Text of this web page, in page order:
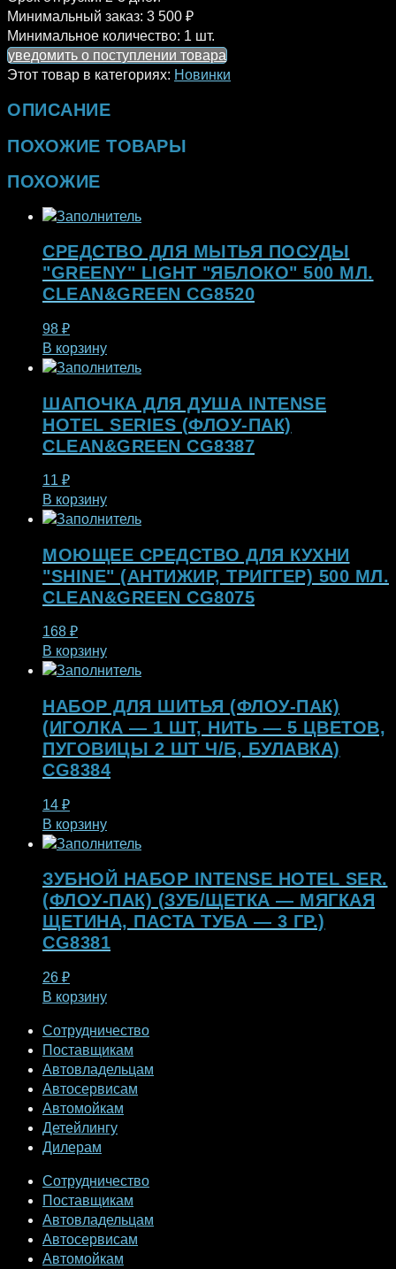
Минимальный заказ: 3 500 ₽
Минимальное количество: 1 шт.
уведомить о поступлении товара
Этот товар в категориях: Новинки
ОПИСАНИЕ
ПОХОЖИЕ ТОВАРЫ
ПОХОЖИЕ
СРЕДСТВО ДЛЯ МЫТЬЯ ПОСУДЫ
"GREENY" LIGHT "ЯБЛОКО" 500 МЛ.
CLEAN&GREEN CG8520
98 ₽
В корзину
ШАПОЧКА ДЛЯ ДУША INTENSE
HOTEL SERIES (ФЛОУ-ПАК)
CLEAN&GREEN CG8387
11 ₽
В корзину
МОЮЩЕЕ СРЕДСТВО ДЛЯ КУХНИ
"SHINE" (АНТИЖИР, ТРИГГЕР) 500 МЛ.
CLEAN&GREEN CG8075
168 ₽
В корзину
НАБОР ДЛЯ ШИТЬЯ (ФЛОУ-ПАК)
(ИГОЛКА — 1 ШТ, НИТЬ — 5 ЦВЕТОВ,
ПУГОВИЦЫ 2 ШТ Ч/Б, БУЛАВКА)
CG8384
14 ₽
В корзину
ЗУБНОЙ НАБОР INTENSE HOTEL SER.
(ФЛОУ-ПАК) (ЗУБ/ЩЕТКА — МЯГКАЯ
ЩЕТИНА, ПАСТА ТУБА — 3 ГР.)
CG8381
26 ₽
В корзину
Сотрудничество
Поставщикам
Автовладельцам
Автосервисам
Автомойкам
Детейлингу
Дилерам
Сотрудничество
Поставщикам
Автовладельцам
Автосервисам
Автомойкам